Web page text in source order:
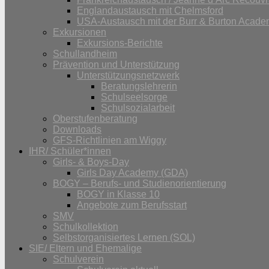
Englandaustausch mit Chelmsford
USA-Austausch mit der Burr & Burton
Exkursionen
Exkursions-Berichte
Schullandheim
Prävention und Unterstützung
Unterstützungsnetzwerk
Beratungslehrerin
Schulseelsorge
Schulsozialarbeit
Oberstufenberatung
Downloads
GFS-Richtlinien am Wiggy
IHR/ Schüler*innen
Girls- & Boys-Day
Girls Day Academy (GDA)
BOGY – Berufs- und Studienorientierung
BOGY in Klasse 10
Angebote zum Berufsstart
SMV
Schulkollektion
Selbstorganisiertes Lernen (SOL)
SIE/ Eltern und Ehemalige
Schulverein